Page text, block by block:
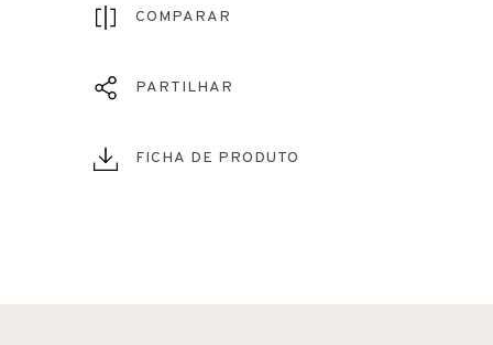
COMPARAR
PARTILHAR
FICHA DE PRODUTO